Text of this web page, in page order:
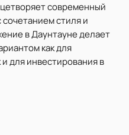
современный
стиля и
в Даунтауне делает
как для
для инвестирования в